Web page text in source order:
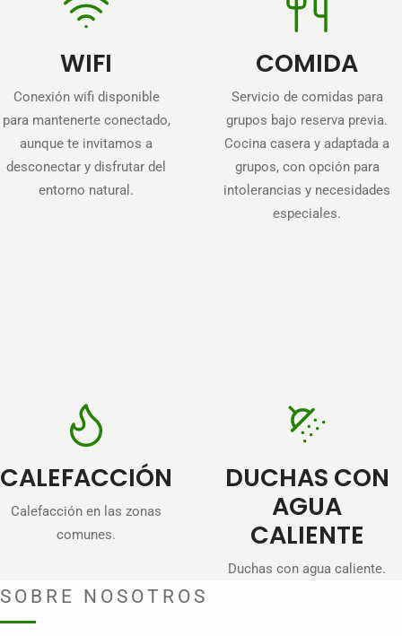
WIFI
Conexión wifi disponible
para mantenerte conectado,
aunque te invitamos a
desconectar y disfrutar del
entorno natural.
COMIDA
Servicio de comidas para
grupos bajo reserva previa.
Cocina casera y adaptada a
grupos, con opción para
intolerancias y necesidades
especiales.
CALEFACCIÓN
Calefacción en las zonas
comunes.
DUCHAS CON
AGUA
CALIENTE
Duchas con agua caliente.
SOBRE NOSOTROS